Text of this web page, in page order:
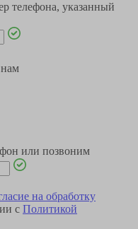
телефона, указанный
или позвоним
на обработку
с Политикой